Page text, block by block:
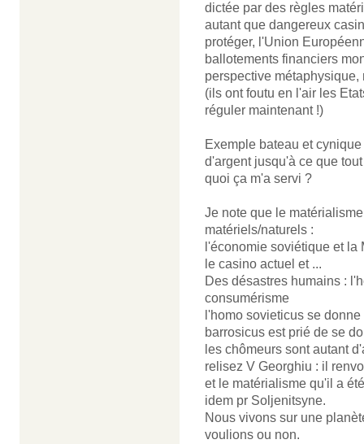
dictée par des règles
autant que dangereux
protéger, l'Union
ballotements financiers
perspective
(ils ont foutu en l'air les
réguler maintenant !)
Exemple bateau et
d'argent jusqu'à ce que
quoi ça m'a servi ?
Je note que le
matériels/naturels :
l'économie soviétique et la
le casino actuel et ...
Des désastres humains :
consumérisme
l'homo sovieticus se
barrosicus est prié de se
les chômeurs sont autant
relisez V Georghiu : il
et le matérialisme qu'il a
idem pr Soljenitsyne.
Nous vivons sur une
voulions ou non.